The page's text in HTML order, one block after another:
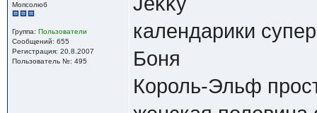
Мопсолюб
Группа: Пользователи
Сообщений: 655
Регистрация: 20.8.2007
Пользователь №: 495
календарики
Боня
Король-Эльф